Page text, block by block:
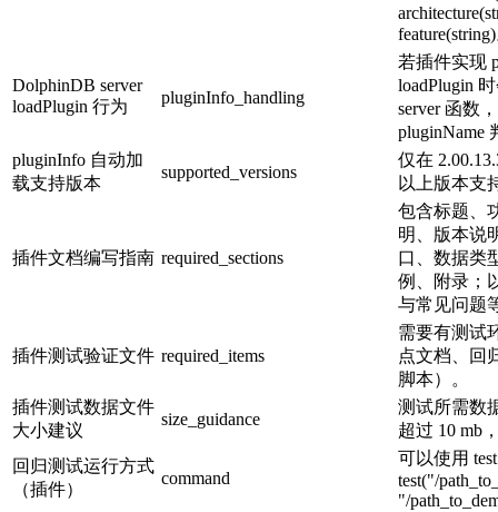
DolphinDB server
loadPlugin 行为
pluginInfo_handling
若插件实现
loadPlugin
server 函数
pluginName
pluginInfo 自动加
载支持版本
supported_versions
仅在
以上版本支
插件文档编写指南 required_sections
包含标题、
明、版本说
口、数据类
例、附录；
与常见问题
插件测试验证文件 required_items
需要有测试
点文档、回
脚本）。
插件测试数据文件
大小建议
size_guidance
测试所需数
超过 10 mb
回归测试运行方式
（插件）
command
可以使用
test("/
"/